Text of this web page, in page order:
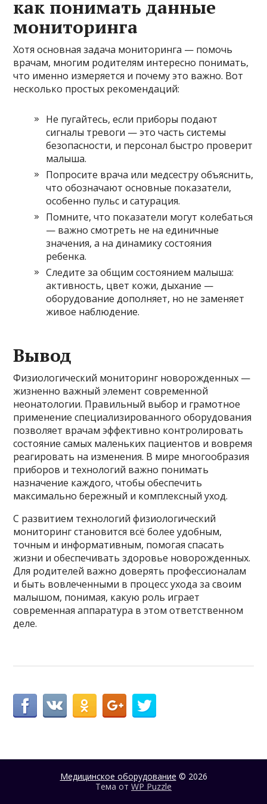
как понимать данные
мониторинга
Хотя основная задача мониторинга — помочь
врачам, многим родителям интересно понимать,
что именно измеряется и почему это важно. Вот
несколько простых рекомендаций:
Не пугайтесь, если приборы подают
сигналы тревоги — это часть системы
безопасности, и персонал быстро проверит
малыша.
Попросите врача или медсестру объяснить,
что обозначают основные показатели,
особенно пульс и сатурация.
Помните, что показатели могут колебаться
— важно смотреть не на единичные
значения, а на динамику состояния
ребенка.
Следите за общим состоянием малыша:
активность, цвет кожи, дыхание —
оборудование дополняет, но не заменяет
живое наблюдение.
Вывод
Физиологический мониторинг новорожденных —
жизненно важный элемент современной
неонатологии. Правильный выбор и грамотное
применение специализированного оборудования
позволяет врачам эффективно контролировать
состояние самых маленьких пациентов и вовремя
реагировать на изменения. В мире многообразия
приборов и технологий важно понимать
назначение каждого, чтобы обеспечить
максимально бережный и комплексный уход.
С развитием технологий физиологический
мониторинг становится всё более удобным,
точным и информативным, помогая спасать
жизни и обеспечивать здоровье новорожденных.
Для родителей важно доверять профессионалам
и быть вовлеченными в процесс ухода за своим
малышом, понимая, какую роль играет
современная аппаратура в этом ответственном
деле.
Медицинское оборудование © 2026
Тема от WP Puzzle